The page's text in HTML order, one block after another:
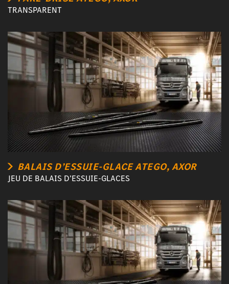
TRANSPARENT
BALAIS D’ESSUIE-GLACE ATEGO, AXOR
JEU DE BALAIS D’ESSUIE-GLACES